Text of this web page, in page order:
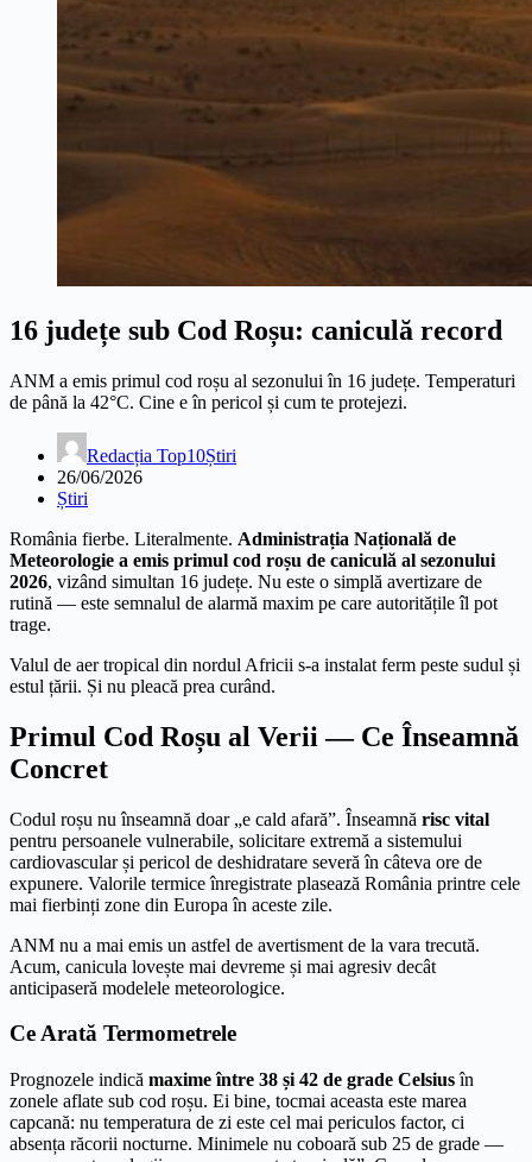
16 județe sub Cod Roșu: caniculă record
ANM a emis primul cod roșu al sezonului în 16 județe. Temperaturi
de până la 42°C. Cine e în pericol și cum te protejezi.
Redacția Top10Știri
26/06/2026
Știri
România fierbe. Literalmente. Administrația Națională de
Meteorologie a emis primul cod roșu de caniculă al sezonului
2026, vizând simultan 16 județe. Nu este o simplă avertizare de
rutină — este semnalul de alarmă maxim pe care autoritățile îl pot
trage.
Valul de aer tropical din nordul Africii s-a instalat ferm peste sudul și
estul țării. Și nu pleacă prea curând.
Primul Cod Roșu al Verii — Ce Înseamnă
Concret
Codul roșu nu înseamnă doar „e cald afară”. Înseamnă risc vital
pentru persoanele vulnerabile, solicitare extremă a sistemului
cardiovascular și pericol de deshidratare severă în câteva ore de
expunere. Valorile termice înregistrate plasează România printre cele
mai fierbinți zone din Europa în aceste zile.
ANM nu a mai emis un astfel de avertisment de la vara trecută.
Acum, canicula lovește mai devreme și mai agresiv decât
anticipaseră modelele meteorologice.
Ce Arată Termometrele
Prognozele indică maxime între 38 și 42 de grade Celsiusîn
zonele aflate sub cod roșu. Ei bine, tocmai aceasta este marea
capcană: nu temperatura de zi este cel mai periculos factor, ci
absența răcorii nocturne. Minimele nu coboară sub 25 de grade —